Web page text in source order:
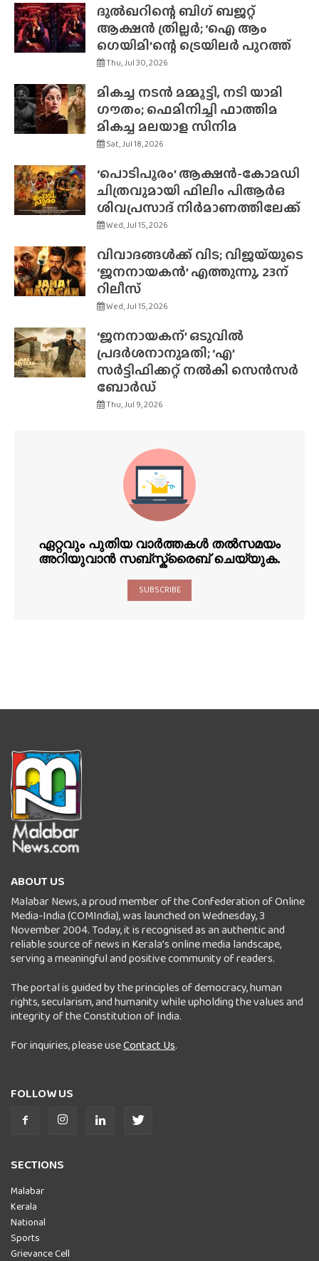
ദുൽഖറിന്റെ ബിഗ് ബജറ്റ്
ആക്ഷൻ ത്രില്ലർ; ‘ഐ ആം
ഗെയിമി’ന്റെ ട്രെയിലർ പുറത്ത്
Thu, Jul 30, 2026
മികച്ച നടൻ മമ്മൂട്ടി, നടി യാമി
ഗൗതം; ഫെമിനിച്ചി ഫാത്തിമ
മികച്ച മലയാള സിനിമ
Sat, Jul 18, 2026
‘പൊടിപൂരം’ ആക്ഷൻ-കോമഡി
ചിത്രവുമായി ഫിലിം പിആർഒ
ശിവപ്രസാദ് നിർമാണത്തിലേക്ക്
Wed, Jul 15, 2026
വിവാദങ്ങൾക്ക് വിട; വിജയ്‌യുടെ
‘ജനനായകൻ’ എത്തുന്നു, 23ന്
റിലീസ്
Wed, Jul 15, 2026
‘ജനനായകന്’ ഒടുവിൽ
പ്രദർശനാനുമതി; ‘എ’
സർട്ടിഫിക്കറ്റ് നൽകി സെൻസർ
ബോർഡ്
Thu, Jul 9, 2026
ഏറ്റവും പുതിയ വാർത്തകൾ തൽസമയം
അറിയുവാൻ സബ്സ്ക്രൈബ് ചെയ്യുക.
SUBSCRIBE
ABOUT US
Malabar News, a proud member of the Confederation of Online
Media-India (COMIndia), was launched on Wednesday, 3
November 2004. Today, it is recognised as an authentic and
reliable source of news in Kerala’s online media landscape,
serving a meaningful and positive community of readers.
The portal is guided by the principles of democracy, human
rights, secularism, and humanity while upholding the values and
integrity of the Constitution of India.
For inquiries, please useContact Us.
FOLLOW US
SECTIONS
Malabar
Kerala
National
Sports
Grievance Cell